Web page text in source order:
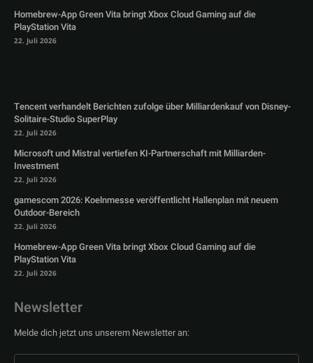
Homebrew-App Green Vita bringt Xbox Cloud Gaming auf die
PlayStation Vita
22. Juli 2026
Tencent verhandelt Berichten zufolge über Milliardenkauf von Disney-
Solitaire-Studio SuperPlay
22. Juli 2026
Microsoft und Mistral vertiefen KI-Partnerschaft mit Milliarden-
Investment
22. Juli 2026
gamescom 2026: Koelnmesse veröffentlicht Hallenplan mit neuem
Outdoor-Bereich
22. Juli 2026
Homebrew-App Green Vita bringt Xbox Cloud Gaming auf die
PlayStation Vita
22. Juli 2026
Newsletter
Melde dich jetzt uns unserem Newsletter an: